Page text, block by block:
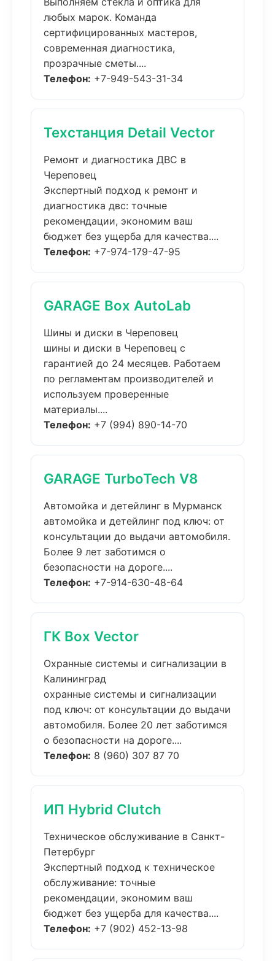
любых марок. Команда
сертифицированных мастеров,
современная диагностика,
прозрачные сметы....
Телефон: +7-949-543-31-34
Техстанция Detail Vector
Ремонт и диагностика ДВС в
Череповец
Экспертный подход к ремонт и
диагностика двс: точные
рекомендации, экономим ваш
бюджет без ущерба для качества....
Телефон: +7-974-179-47-95
GARAGE Box AutoLab
Шины и диски в Череповец
шины и диски в Череповец с
гарантией до 24 месяцев. Работаем
по регламентам производителей и
используем проверенные
материалы....
Телефон: +7 (994) 890-14-70
GARAGE TurboTech V8
Автомойка и детейлинг в Мурманск
автомойка и детейлинг под ключ: от
консультации до выдачи автомобиля.
Более 9 лет заботимся о
безопасности на дороге....
Телефон: +7-914-630-48-64
ГК Box Vector
Охранные системы и сигнализации в
Калининград
охранные системы и сигнализации
под ключ: от консультации до выдачи
автомобиля. Более 20 лет заботимся
о безопасности на дороге....
Телефон: 8 (960) 307 87 70
ИП Hybrid Clutch
Техническое обслуживание в Санкт-
Петербург
Экспертный подход к техническое
обслуживание: точные
рекомендации, экономим ваш
бюджет без ущерба для качества....
Телефон: +7 (902) 452-13-98